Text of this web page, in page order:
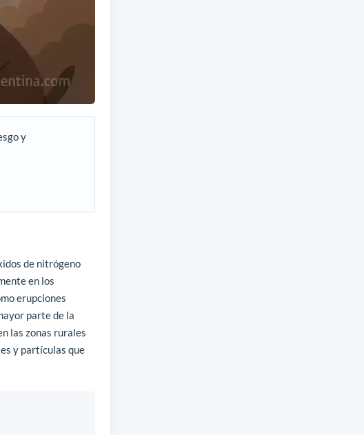
y
de nitrógeno
en los
erupciones
parte de la
las zonas rurales
y partículas que